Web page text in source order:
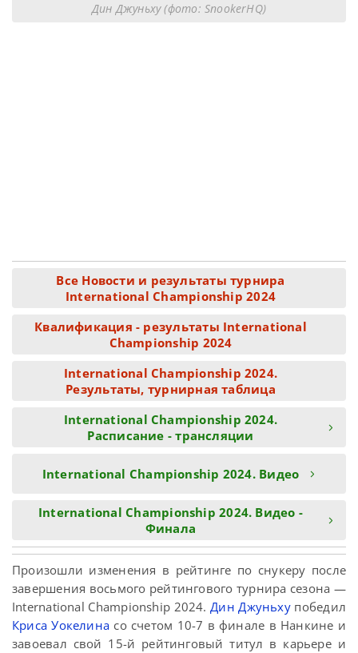
Дин Джуньху (фото: SnookerHQ)
Все Новости и результаты турнира
International Championship 2024
Квалификация - результаты International
Championship 2024
International Championship 2024.
Результаты, турнирная таблица
International Championship 2024.
Расписание - трансляции
International Championship 2024. Видео
International Championship 2024. Видео -
Финала
Произошли изменения в рейтинге по снукеру после
завершения восьмого рейтингового турнира сезона —
International Championship 2024.Дин Джуньхупобедил
Криса Уокелина со счетом 10-7 в финале в Нанкине и
завоевал свой 15-й рейтинговый титул в карьере и